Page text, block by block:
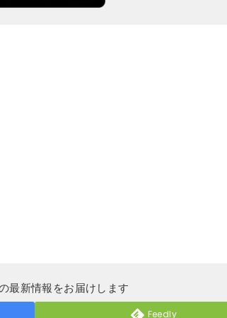
の最新情報をお届けします
Feedly